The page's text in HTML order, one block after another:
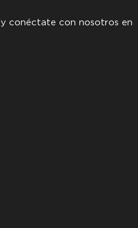
y conéctate con nosotros en